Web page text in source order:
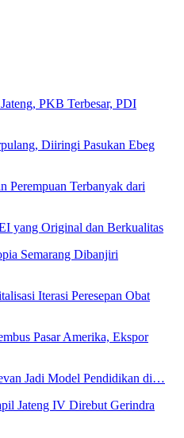
PKB Terbesar, PDI
Diiringi Pasukan Ebeg
Terbanyak dari
yang Original dan Berkualitas
Semarang Dibanjiri
Iterasi Peresepan Obat
Pasar Amerika, Ekspor
Jadi Model Pendidikan di…
Jateng IV Direbut Gerindra